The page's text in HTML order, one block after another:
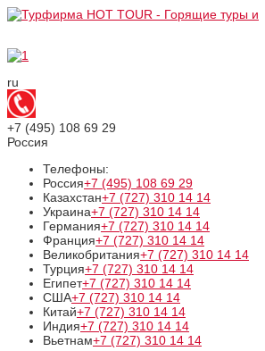
ru
+7 (495) 108 69 29
Россия
Телефоны:
Россия+7 (495) 108 69 29
Казахстан+7 (727) 310 14 14
Украина+7 (727) 310 14 14
Германия+7 (727) 310 14 14
Франция+7 (727) 310 14 14
Великобритания+7 (727) 310 14 14
Турция+7 (727) 310 14 14
Египет+7 (727) 310 14 14
США+7 (727) 310 14 14
Китай+7 (727) 310 14 14
Индия+7 (727) 310 14 14
Вьетнам+7 (727) 310 14 14